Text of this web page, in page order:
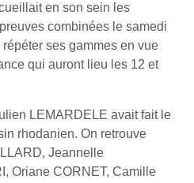
en son sein les
combinées le samedi
répéter ses gammes en vue
qui auront lieu les 12 et
LEMARDELE avait fait le
rhodanien. On retrouve
Jeannelle
Oriane CORNET, Camille